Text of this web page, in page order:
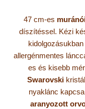
47 cm-es
díszítéssel. Kézi
allergénmentes
es és kisebb
Swarovski
nyaklánc
aranyozott